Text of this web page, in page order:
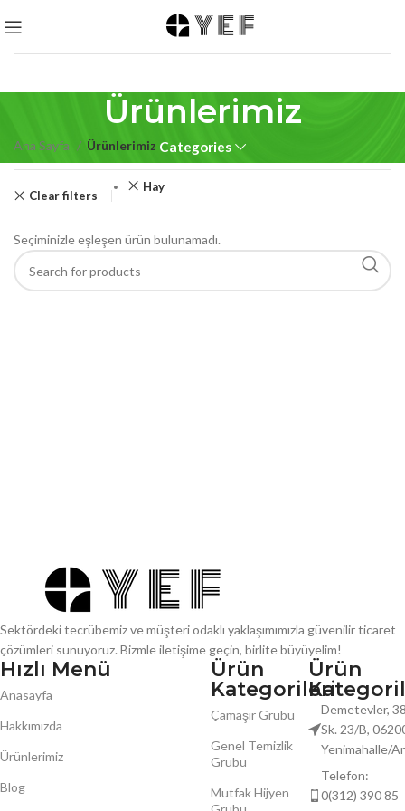
Ürünlerimiz
Categories
Ana Sayfa Ürünlerimiz
Clear filters
Hay
Seçiminizle eşleşen ürün bulunamadı.
Sektördeki tecrübemiz ve müşteri odaklı yaklaşımımızla güvenilir ticaret
çözümleri sunuyoruz. Bizmle iletişime geçin, birlite büyüyelim!
Hızlı Menü
Anasayfa
Hakkımızda
Ürünlerimiz
Blog
Ürün
Kategorileri
Çamaşır Grubu
Genel Temizlik
Grubu
Mutfak Hijyen
Ürün
Demetevler,
Sk. 23/B,
Yenimahalle/
Telefon:
0(312) 390 85